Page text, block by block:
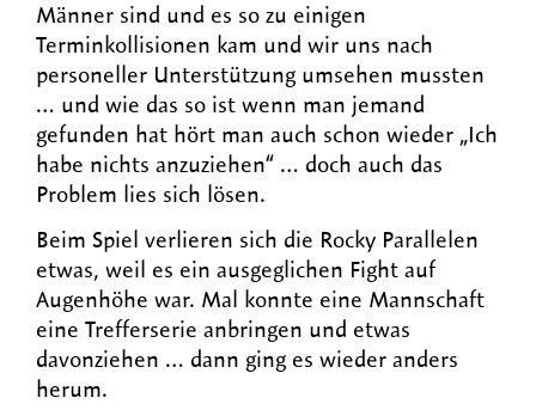
Männer sind und es so zu einigen
Terminkollisionen kam und wir uns nach
personeller Unterstützung umsehen mussten
… und wie das so ist wenn man jemand
gefunden hat hört man auch schon wieder „Ich
habe nichts anzuziehen“ … doch auch das
Problem lies sich lösen.
Beim Spiel verlieren sich die Rocky Parallelen
etwas, weil es ein ausgeglichen Fight auf
Augenhöhe war. Mal konnte eine Mannschaft
eine Trefferserie anbringen und etwas
davonziehen … dann ging es wieder anders
herum.